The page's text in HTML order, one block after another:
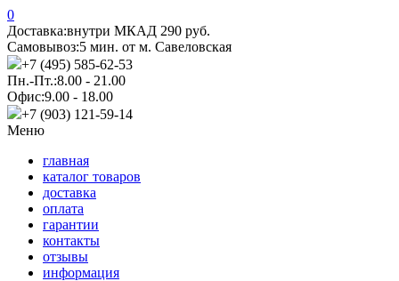
0
Доставка:внутри МКАД 290 руб.
Самовывоз:5 мин. от м. Савеловская
+7 (495) 585-62-53
Пн.-Пт.:8.00 - 21.00
Офис:9.00 - 18.00
+7 (903) 121-59-14
Меню
главная
каталог товаров
доставка
оплата
гарантии
контакты
отзывы
информация